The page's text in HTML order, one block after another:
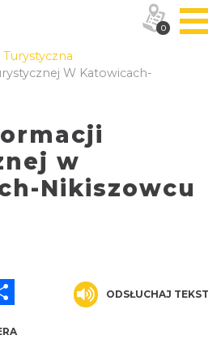
W Katowicach-
w
Nikiszowcu
ODSŁUCHAJ TEKST
0